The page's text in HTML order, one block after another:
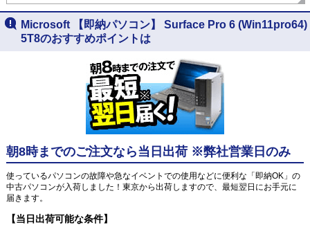
Microsoft 【即納パソコン】 Surface Pro 6 (Win11pro64)
5T8のおすすめポイントは
朝8時までのご注文なら当日出荷 ※弊社営業日のみ
使っているパソコンの故障や急なイベントでの使用などに便利な「即納OK」の
中古パソコンが入荷しました！東京から出荷しますので、最短翌日にお手元に
届きます。
【当日出荷可能な条件】